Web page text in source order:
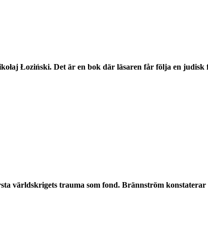
Łoziński. Det är en bok där läsaren får följa en
världskrigets trauma som fond. Brännström